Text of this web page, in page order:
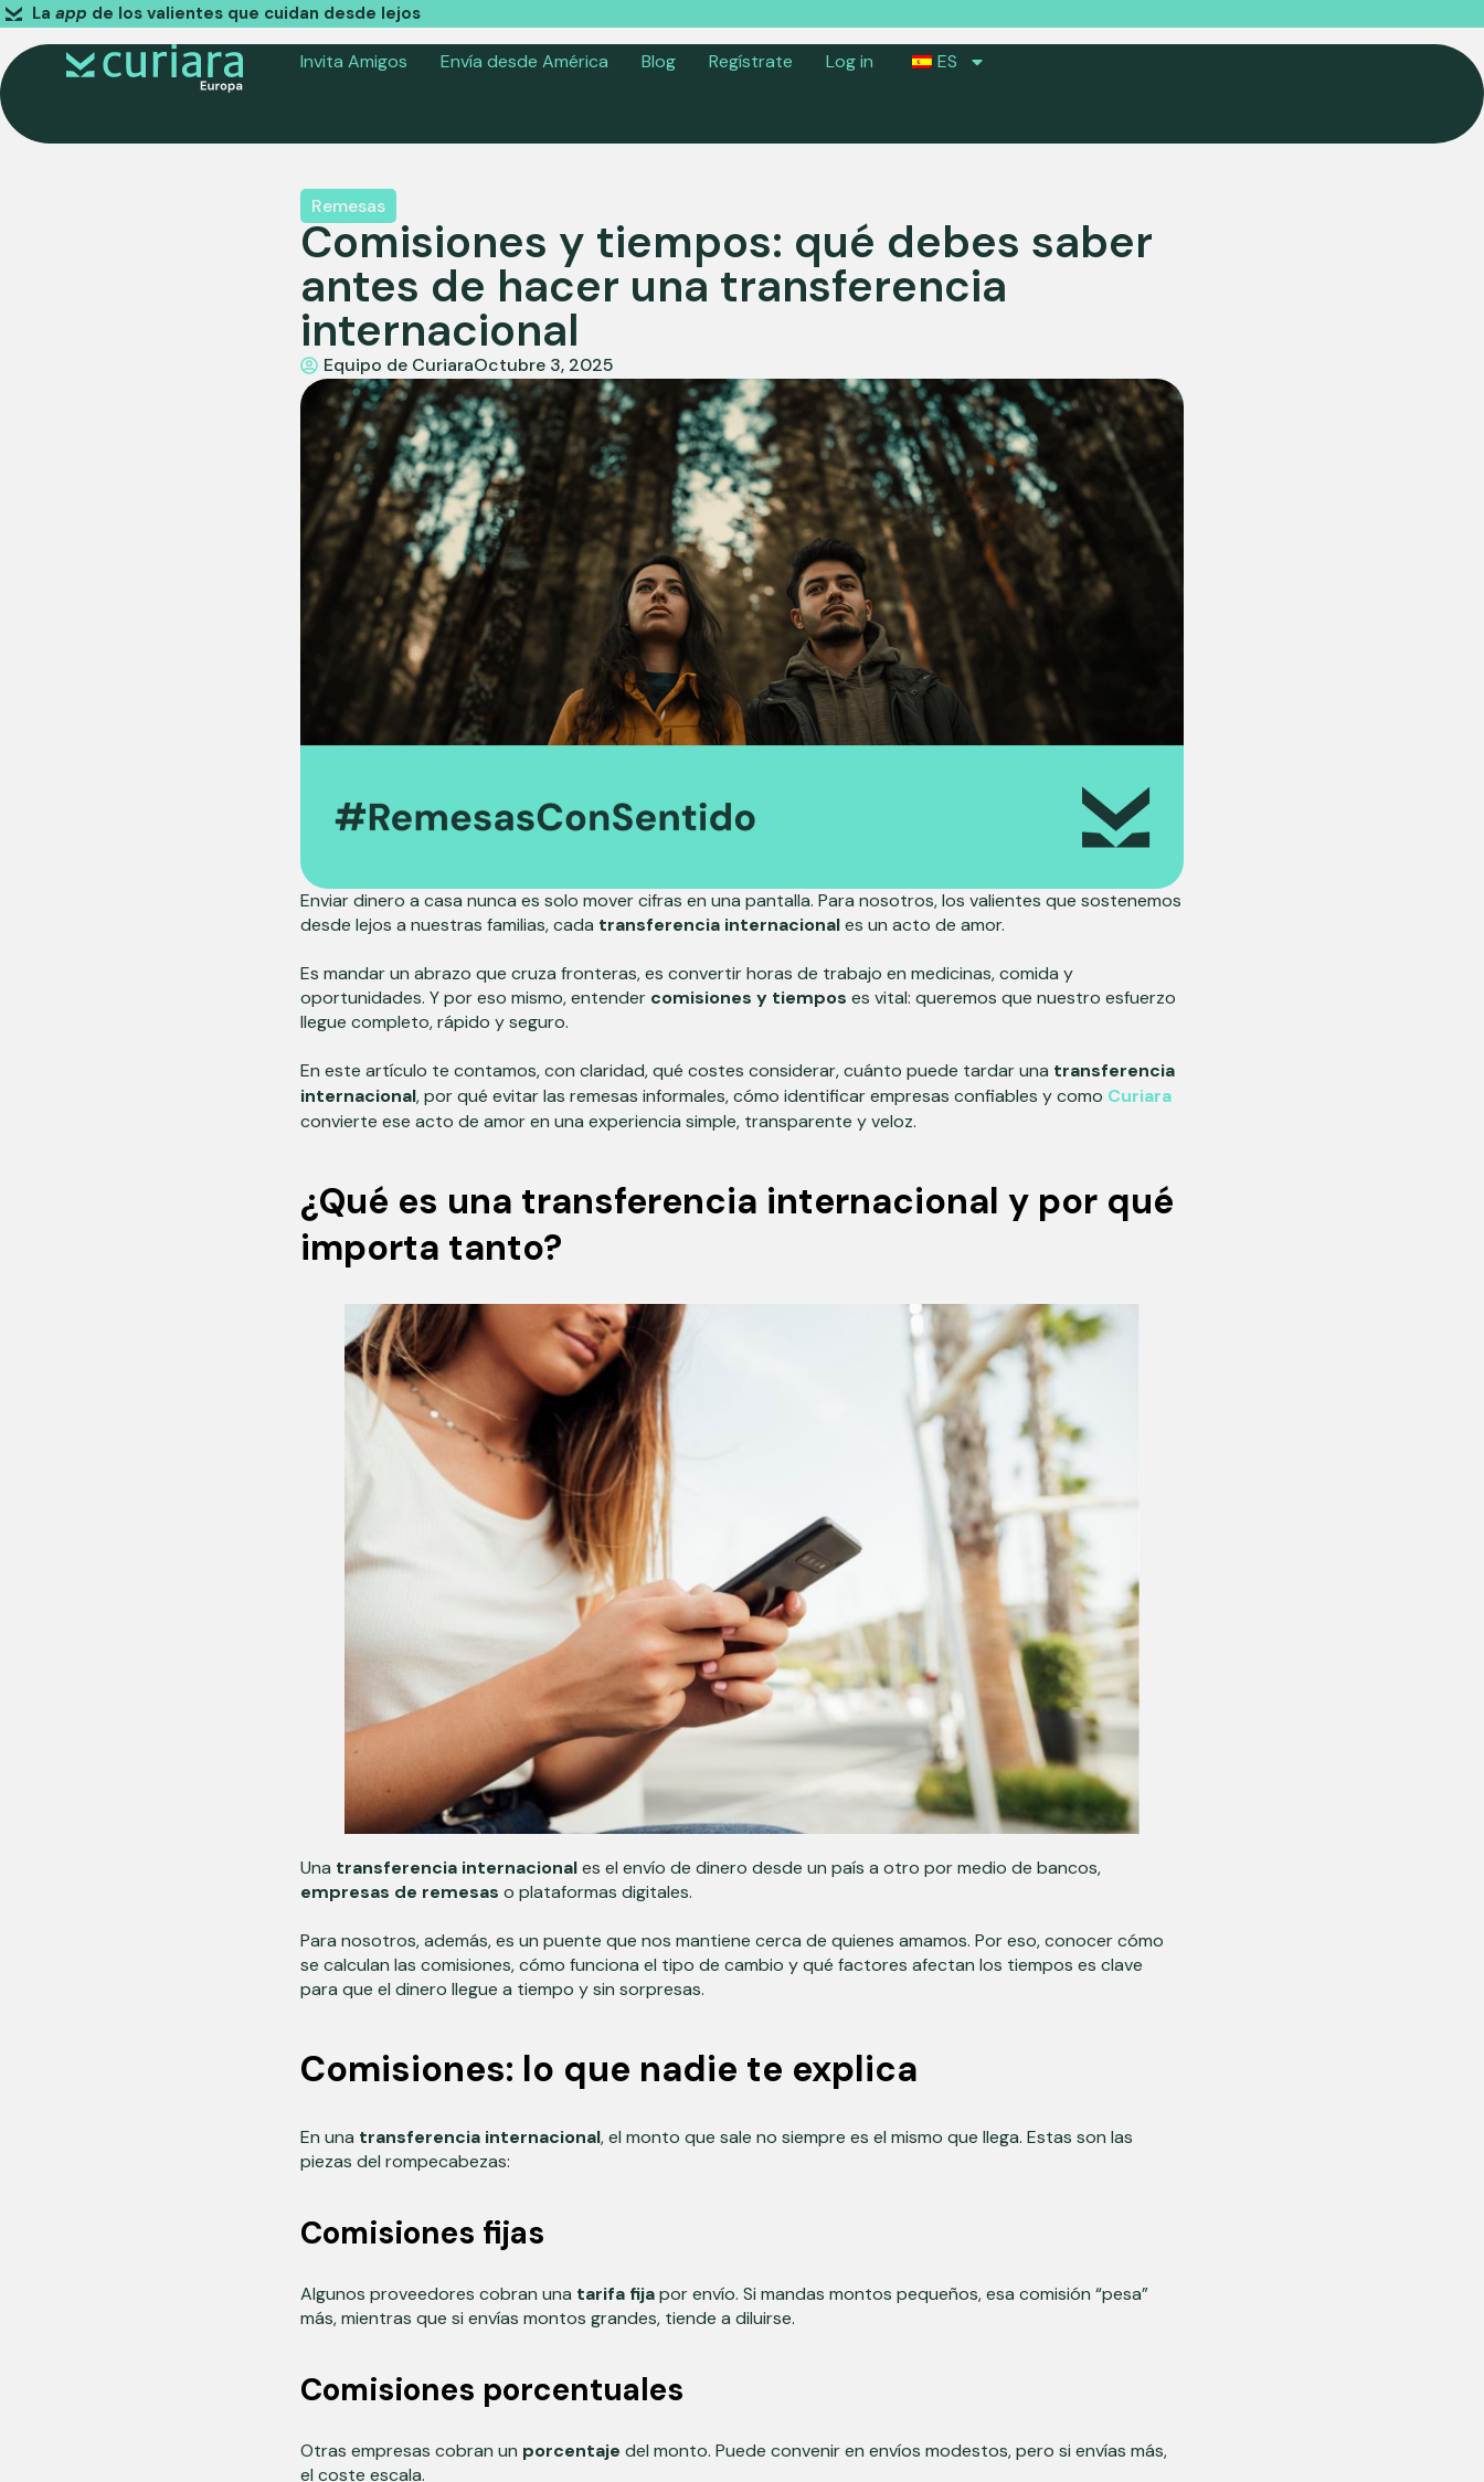
La app de los valientes que cuidan desde lejos
Invita Amigos Envía desde América Blog Regístrate Log in ES
Remesas
Comisiones y tiempos: qué debes saber
antes de hacer una transferencia
internacional
Equipo de CuriaraOctubre 3, 2025
Enviar dinero a casa nunca es solo mover cifras en una pantalla. Para nosotros, los valientes que sostenemos
desde lejos a nuestras familias, cada transferencia internacionales un acto de amor.
Es mandar un abrazo que cruza fronteras, es convertir horas de trabajo en medicinas, comida y
oportunidades. Y por eso mismo, entender comisiones y tiempos es vital: queremos que nuestro esfuerzo
llegue completo, rápido y seguro.
En este artículo te contamos, con claridad, qué costes considerar, cuánto puede tardar una transferencia
internacional, por qué evitar las remesas informales, cómo identificar empresas confiables y como Curiara
convierte ese acto de amor en una experiencia simple, transparente y veloz.
¿Qué es una transferencia internacional y por qué
importa tanto?
Una transferencia internacionales el envío de dinero desde un país a otro por medio de bancos,
empresas de remesas o plataformas digitales.
Para nosotros, además, es un puente que nos mantiene cerca de quienes amamos. Por eso, conocer cómo
se calculan las comisiones, cómo funciona el tipo de cambio y qué factores afectan los tiempos es clave
para que el dinero llegue a tiempo y sin sorpresas.
Comisiones: lo que nadie te explica
En una transferencia internacional, el monto que sale no siempre es el mismo que llega. Estas son las
piezas del rompecabezas:
Comisiones fijas
Algunos proveedores cobran una tarifa fijapor envío. Si mandas montos pequeños, esa comisión “pesa”
más, mientras que si envías montos grandes, tiende a diluirse.
Comisiones porcentuales
Otras empresas cobran un porcentaje del monto. Puede convenir en envíos modestos, pero si envías más,
el coste escala.